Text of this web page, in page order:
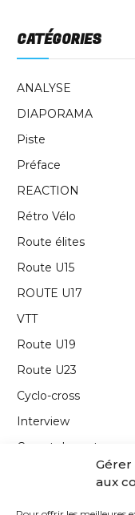
aux
CATÉGORIES
ANALYSE
DIAPORAMA
Piste
Préface
REACTION
Rétro Vélo
Route élites
Route U15
ROUTE U17
VTT
Route U19
Route U23
Cyclo-cross
Interview
Carnet de route